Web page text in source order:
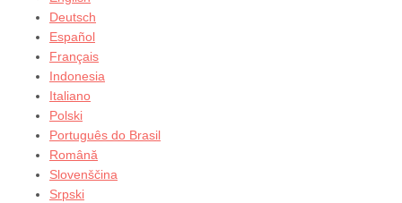
Deutsch
Español
Français
Indonesia
Italiano
Polski
Português do Brasil
Română
Slovenščina
Srpski